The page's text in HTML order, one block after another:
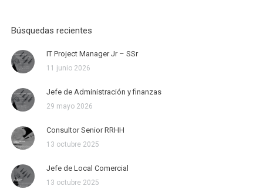
Búsquedas recientes
IT Project Manager Jr – SSr
11 junio 2026
Jefe de Administración y finanzas
29 mayo 2026
Consultor Senior RRHH
13 octubre 2025
Jefe de Local Comercial
13 octubre 2025